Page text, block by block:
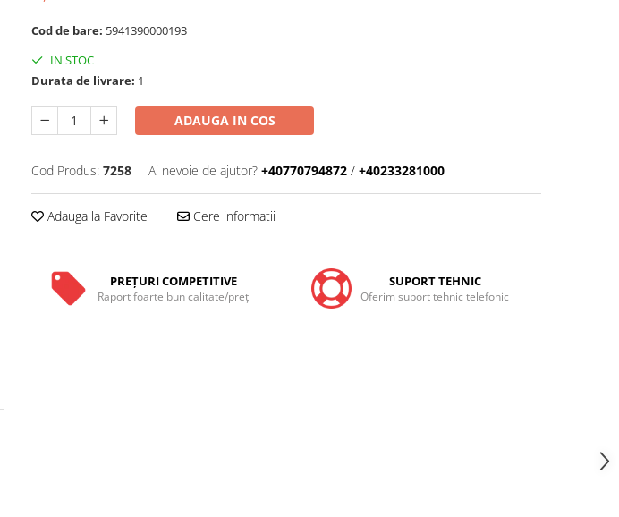
Cod de bare: 5941390000193
IN STOC
Durata de livrare: 1
ADAUGA IN COS
Cod Produs: 7258 Ai nevoie de ajutor? +40770794872 / +40233281000
Adauga la Favorite Cere informatii
PREŢURI COMPETITIVE
Raport foarte bun calitate/preţ
SUPORT TEHNIC
Oferim suport tehnic telefonic